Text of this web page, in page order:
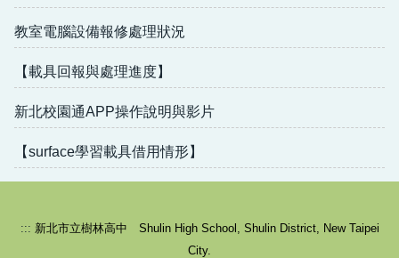
樹中行事曆
教室電腦設備報修處理狀況
【載具回報與處理進度】
新北校園通APP操作說明與影片
【surface學習載具借用情形】
::: 新北市立樹林高中 Shulin High School, Shulin District, New Taipei
City.